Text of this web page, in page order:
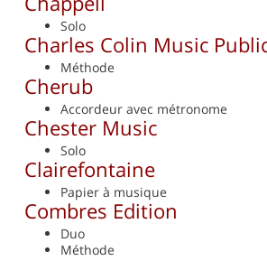
Solo
Charles Colin Music
Méthode
Cherub
Accordeur avec métronome
Chester Music
Solo
Clairefontaine
Papier à musique
Combres Edition
Duo
Méthode